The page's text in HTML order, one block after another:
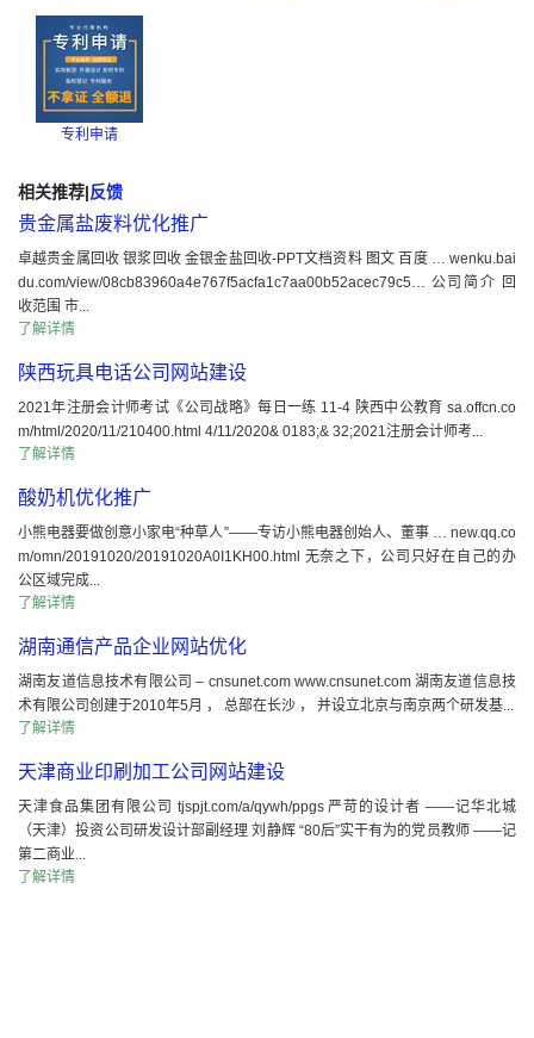
专利申请
相关推荐|反馈
贵金属盐废料优化推广
卓越贵金属回收 银浆回收 金银金盐回收-PPT文档资料 图文 百度 … wenku.bai
du.com/view/08cb83960a4e767f5acfa1c7aa00b52acec79c5… 公司简介 回
收范围 市...
了解详情
陕西玩具电话公司网站建设
2021年注册会计师考试《公司战略》每日一练 11-4 陕西中公教育 sa.offcn.co
m/html/2020/11/210400.html 4/11/2020& 0183;& 32;2021注册会计师考...
了解详情
酸奶机优化推广
小熊电器要做创意小家电“种草人”——专访小熊电器创始人、董事 … new.qq.co
m/omn/20191020/20191020A0I1KH00.html 无奈之下，公司只好在自己的办
公区域完成...
了解详情
湖南通信产品企业网站优化
湖南友道信息技术有限公司 – cnsunet.com www.cnsunet.com 湖南友道信息技
术有限公司创建于2010年5月 ， 总部在长沙 ， 并设立北京与南京两个研发基...
了解详情
天津商业印刷加工公司网站建设
天津食品集团有限公司 tjspjt.com/a/qywh/ppgs 严苛的设计者 ——记华北城
（天津）投资公司研发设计部副经理 刘静辉 “80后”实干有为的党员教师 ——记
第二商业...
了解详情